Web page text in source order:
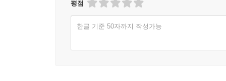
평점
한글 기준 50자까지 작성가능